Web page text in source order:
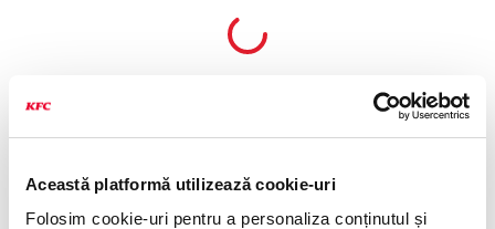
Această platformă utilizează cookie-uri
Folosim cookie-uri pentru a personaliza conținutul și